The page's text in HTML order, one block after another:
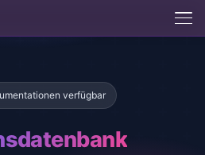
verfügbar